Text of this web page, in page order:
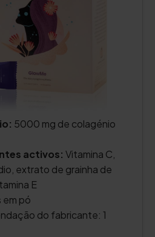
5000 mg de colagénio
activos: Vitamina C,
extrato de grainha de
E
pó
do fabricante: 1